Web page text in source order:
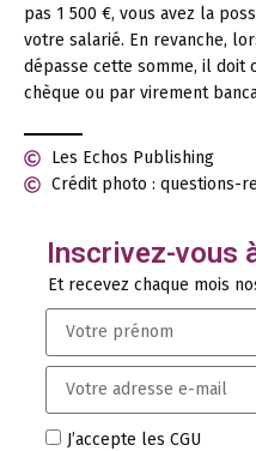
pas 1 500 €, vous avez la
votre salarié. En revanche,
dépasse cette somme, il
chèque ou par virement
Les Echos Publishing
Crédit photo : questions-
Inscrivez-vous
Et recevez chaque mois
J’accepte les CGU